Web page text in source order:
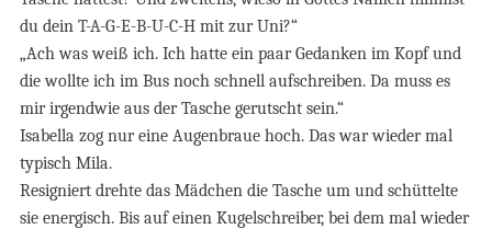
du dein T-A-G-E-B-U-C-H mit zur Uni?“
„Ach was weiß ich. Ich hatte ein paar Gedanken im Kopf und
die wollte ich im Bus noch schnell aufschreiben. Da muss es
mir irgendwie aus der Tasche gerutscht sein.“
Isabella zog nur eine Augenbraue hoch. Das war wieder mal
typisch Mila.
Resigniert drehte das Mädchen die Tasche um und schüttelte
sie energisch. Bis auf einen Kugelschreiber, bei dem mal wieder